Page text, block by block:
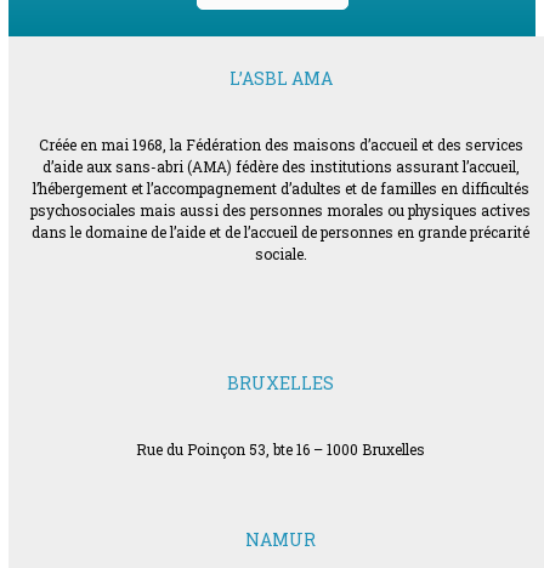
L’ASBL AMA
Créée en mai 1968, la Fédération des maisons d’accueil et des services
d’aide aux sans-abri (AMA) fédère des institutions assurant l’accueil,
l’hébergement et l’accompagnement d’adultes et de familles en difficultés
psychosociales mais aussi des personnes morales ou physiques actives
dans le domaine de l’aide et de l’accueil de personnes en grande précarité
sociale.
BRUXELLES
Rue du Poinçon 53, bte 16 – 1000 Bruxelles
NAMUR